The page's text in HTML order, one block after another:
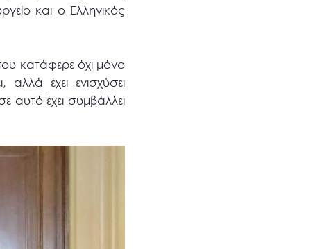
και ο Ελληνικός
κατάφερε όχι μόνο
έχει ενισχύσει
αυτό έχει συμβάλλει